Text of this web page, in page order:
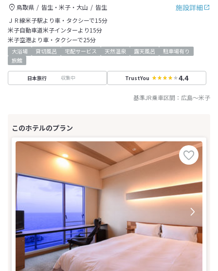
施設詳細
鳥取県 皆生・米子・大山
皆生
ＪＲ線米子駅より車・タクシーで15分
米子自動車道米子インターより15分
米子空港より車・タクシーで25分
大浴場 貸切風呂 宅配サービス 天然温泉 露天風呂
駐車場有り
旅館
日本旅行 収集中 TrustYou 4.4
基準JR乗車区間： 広島～米子